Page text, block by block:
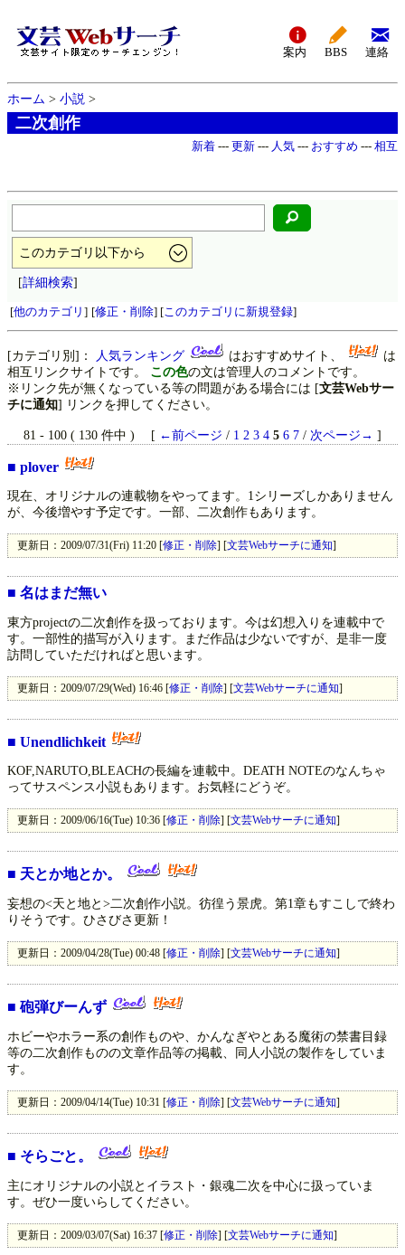
案内 BBS 連絡
ホーム > 小説 >
二次創作
新着 --- 更新 --- 人気 --- おすすめ --- 相互
[詳細検索]
[他のカテゴリ ] [修正・削除] [ このカテゴリに新規登録]
[カテゴリ別]： 人気ランキング はおすすめサイト、
は
相互リンクサイトです。 この色の文は管理人のコメントです。
※リンク先が無くなっている等の問題がある場合には [文芸Webサー
チに通知] リンクを押してください。
81 - 100 ( 130 件中 ) [ ←前ページ / 1 2 3 4 5 6 7 / 次ページ→ ]
■ plover
現在、オリジナルの連載物をやってます。1シリーズしかありません
が、今後増やす予定です。一部、二次創作もあります。
更新日：2009/07/31(Fri) 11:20 [修正・削除] [文芸Webサーチに通知]
■ 名はまだ無い
東方projectの二次創作を扱っております。今は幻想入りを連載中で
す。一部性的描写が入ります。まだ作品は少ないですが、是非一度
訪問していただければと思います。
更新日：2009/07/29(Wed) 16:46 [修正・削除] [文芸Webサーチに通知]
■ Unendlichkeit
KOF,NARUTO,BLEACHの長編を連載中。DEATH NOTEのなんちゃ
ってサスペンス小説もあります。お気軽にどうぞ。
更新日：2009/06/16(Tue) 10:36 [修正・削除] [文芸Webサーチに通知]
■ 天とか地とか。
妄想の<天と地と>二次創作小説。彷徨う景虎。第1章もすこしで終わ
りそうです。ひさびさ更新！
更新日：2009/04/28(Tue) 00:48 [修正・削除] [文芸Webサーチに通知]
■ 砲弾びーんず
ホビーやホラー系の創作ものや、かんなぎやとある魔術の禁書目録
等の二次創作ものの文章作品等の掲載、同人小説の製作をしていま
す。
更新日：2009/04/14(Tue) 10:31 [修正・削除] [文芸Webサーチに通知]
■ そらごと。
主にオリジナルの小説とイラスト・銀魂二次を中心に扱っていま
す。ぜひ一度いらしてください。
更新日：2009/03/07(Sat) 16:37 [修正・削除] [文芸Webサーチに通知]